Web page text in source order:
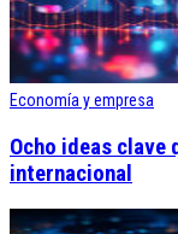
Economía y empresa
Ocho ideas clave
internacional